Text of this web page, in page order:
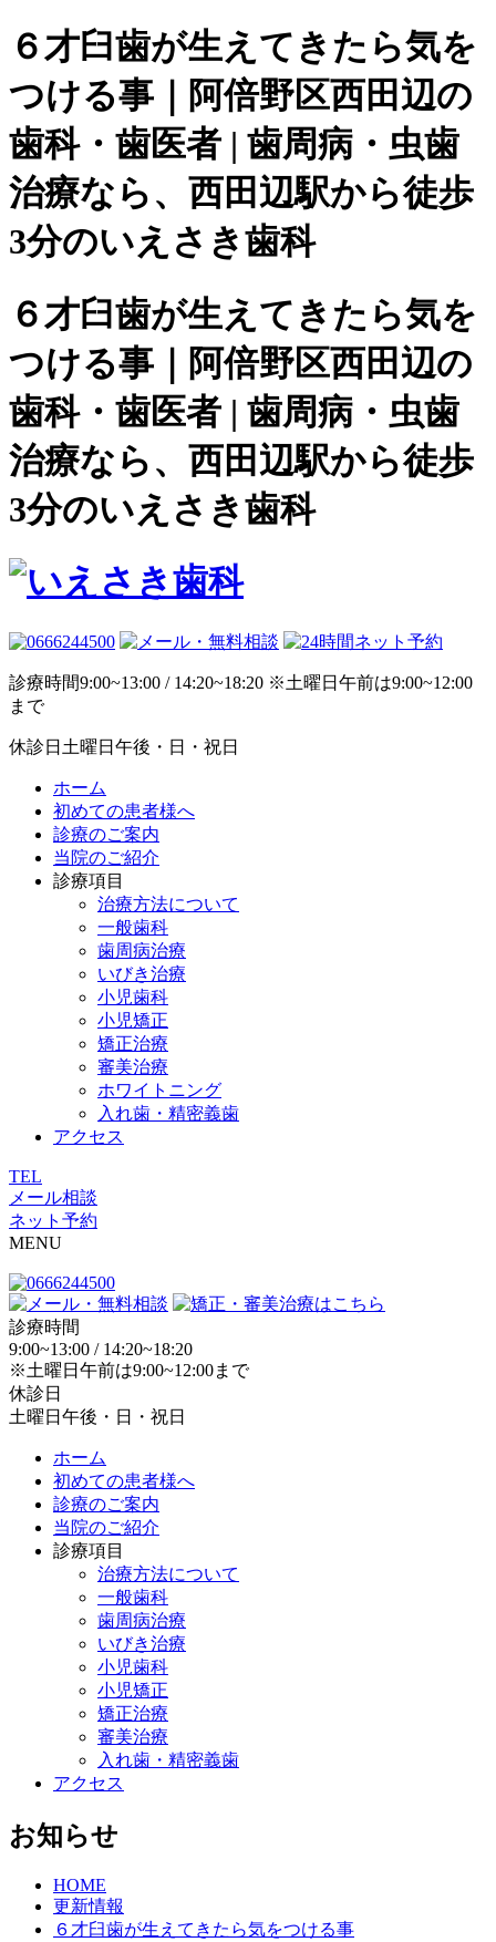
６才臼歯が生えてきたら気を
つける事｜阿倍野区西田辺の
歯科・歯医者 | 歯周病・虫歯
治療なら、西田辺駅から徒歩
3分のいえさき歯科
６才臼歯が生えてきたら気を
つける事｜阿倍野区西田辺の
歯科・歯医者 | 歯周病・虫歯
治療なら、西田辺駅から徒歩
3分のいえさき歯科
診療時間9:00~13:00 / 14:20~18:20 ※土曜日午前は9:00~12:00
まで
休診日 土曜日午後・日・祝日
ホーム
初めての患者様へ
診療のご案内
当院のご紹介
診療項目
治療方法について
一般歯科
歯周病治療
いびき治療
小児歯科
小児矯正
矯正治療
審美治療
ホワイトニング
入れ歯・精密義歯
アクセス
TEL
メール相談
ネット予約
MENU
診療時間
9:00~13:00 / 14:20~18:20
※土曜日午前は9:00~12:00まで
休診日
土曜日午後・日・祝日
ホーム
初めての患者様へ
診療のご案内
当院のご紹介
診療項目
治療方法について
一般歯科
歯周病治療
いびき治療
小児歯科
小児矯正
矯正治療
審美治療
入れ歯・精密義歯
アクセス
お知らせ
HOME
更新情報
６才臼歯が生えてきたら気をつける事